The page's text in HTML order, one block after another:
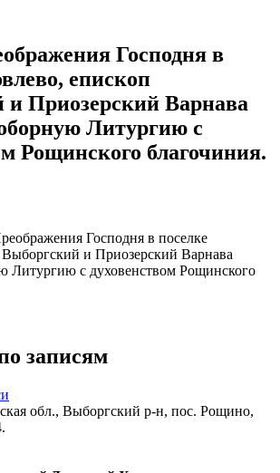
Господня в
епископ
и Приозерский Варнава
Литургию с
Рощинского благочиния.
Господня в поселке
и Приозерский Варнава
Литургию с духовенством Рощинского
записям
обл., Выборгский р-н, пос. Рощино,